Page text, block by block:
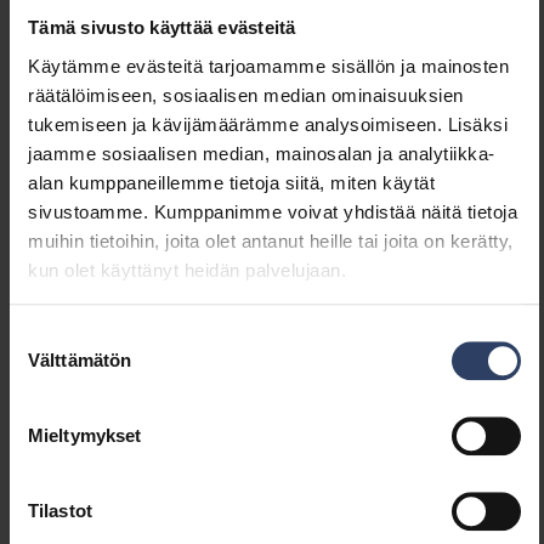
Tämä sivusto käyttää evästeitä
Käytämme evästeitä tarjoamamme sisällön ja mainosten
räätälöimiseen, sosiaalisen median ominaisuuksien
tukemiseen ja kävijämäärämme analysoimiseen. Lisäksi
jaamme sosiaalisen median, mainosalan ja analytiikka-
alan kumppaneillemme tietoja siitä, miten käytät
sivustoamme. Kumppanimme voivat yhdistää näitä tietoja
muihin tietoihin, joita olet antanut heille tai joita on kerätty,
kun olet käyttänyt heidän palvelujaan.
valinta
Välttämätön
Mieltymykset
Tilastot
Reduction
Hipaisuhimmennys
Ei
Painonappihimmennys
Kyllä
Himmennys Zigbee
Ei
Ilman himmennystoimintoa
Ei
Vakiovalovirta-ohjaus (CLO)
Kyllä
Sisältää liiketunnistuksen
Ei
Sisältää
läsnäolotunnistimen
Ei
Apple HomeKit -
yhteensopiva
yhteensopiva